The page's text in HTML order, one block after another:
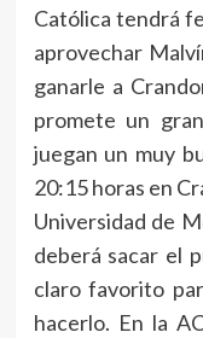
Católica tendrá
aprovechar
ganarle a
promete un
juegan un muy
20:15 horas en
Universidad de
deberá sacar el
claro favorito
hacerlo. En la